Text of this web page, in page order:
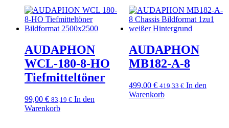
AUDAPHON
WCL-180-8-HO
Tiefmitteltöner
99,00 € 83,19 € In den
Warenkorb
AUDAPHON
MB182-A-8
499,00 € 419,33 € In den
Warenkorb